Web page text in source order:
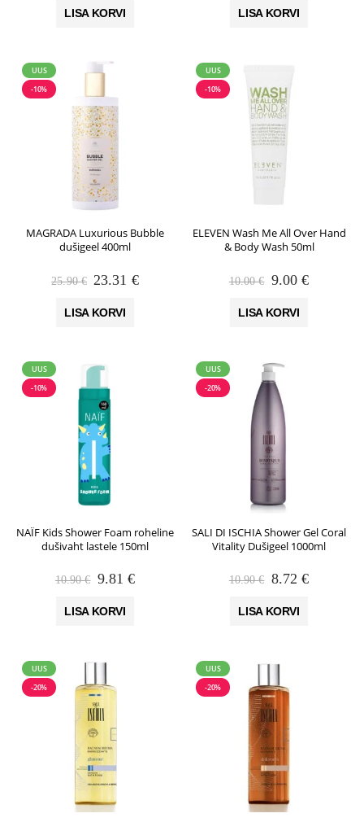
oli:
LISA KORVI
oli:
LISA KORVI
UUS
-10%
MAGRADA Luxurious Bubble
dušigeel 400ml
25.90€ Algne
oli:
23.31 €Praegune
LISA KORVI
UUS
-10%
ELEVEN Wash Me All Over Hand
& Body Wash 50ml
10.00€ Algne
oli:
9.00€Praegune
LISA KORVI
UUS
-10%
NAÏF Kids Shower Foam roheline
dušivaht lastele 150ml
10.90€ Algne
oli:
9.81€Praegune
LISA KORVI
UUS
-20%
SALI DI ISCHIA Shower Gel Coral
Vitality Dušigeel 1000ml
10.90€ Algne
oli:
8.72€Praegune
LISA KORVI
UUS
-20%
UUS
-20%